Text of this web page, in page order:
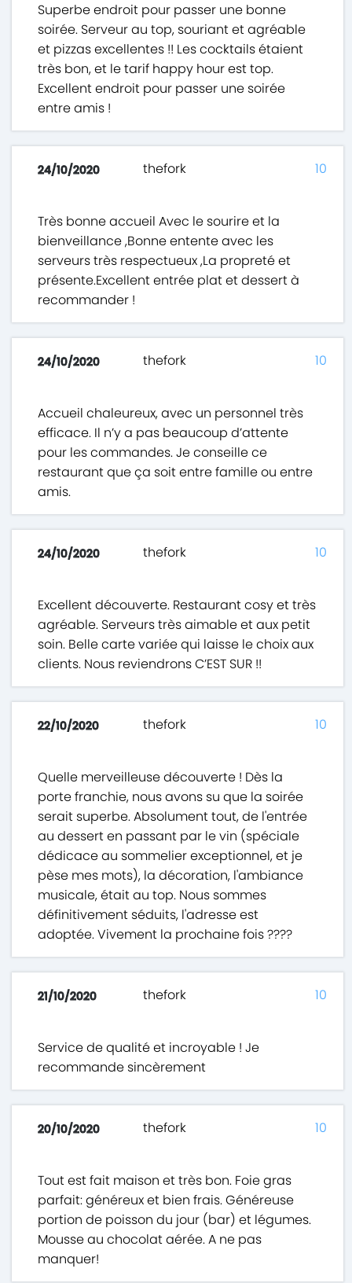
Superbe endroit pour passer une bonne
soirée. Serveur au top, souriant et agréable
et pizzas excellentes !! Les cocktails étaient
très bon, et le tarif happy hour est top.
Excellent endroit pour passer une soirée
entre amis !
24/10/2020 thefork
Très bonne accueil Avec le sourire et la
bienveillance ,Bonne entente avec les
serveurs très respectueux ,La propreté et
présente.Excellent entrée plat et dessert à
recommander !
10
24/10/2020 thefork
Accueil chaleureux, avec un personnel très
efficace. Il n’y a pas beaucoup d’attente
pour les commandes. Je conseille ce
restaurant que ça soit entre famille ou entre
amis.
10
24/10/2020 thefork
Excellent découverte. Restaurant cosy et très
agréable. Serveurs très aimable et aux petit
soin. Belle carte variée qui laisse le choix aux
clients. Nous reviendrons C’EST SUR !!
10
22/10/2020 thefork
Quelle merveilleuse découverte ! Dès la
porte franchie, nous avons su que la soirée
serait superbe. Absolument tout, de l'entrée
au dessert en passant par le vin (spéciale
dédicace au sommelier exceptionnel, et je
pèse mes mots), la décoration, l'ambiance
musicale, était au top. Nous sommes
définitivement séduits, l'adresse est
adoptée. Vivement la prochaine fois ????
10
21/10/2020 thefork
Service de qualité et incroyable ! Je
recommande sincèrement
10
20/10/2020 thefork
Tout est fait maison et très bon. Foie gras
parfait: généreux et bien frais. Généreuse
portion de poisson du jour (bar) et légumes.
Mousse au chocolat aérée. A ne pas
manquer!
10